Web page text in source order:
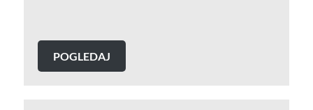
POGLEDAJ